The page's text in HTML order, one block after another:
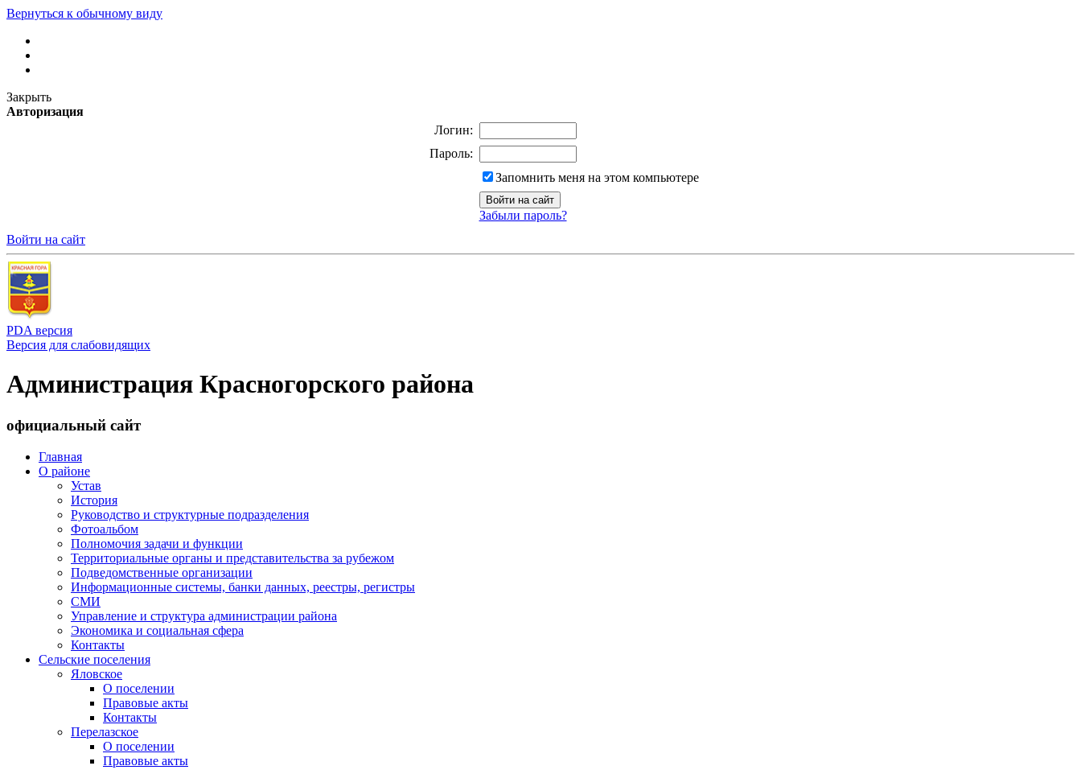
Вернуться к обычному виду
Закрыть
Авторизация
Логин:
Пароль:
Запомнить меня на этом компьютере
Забыли пароль?
Войти на сайт
PDA версия
Версия для слабовидящих
Администрация Красногорского района
официальный сайт
Главная
О районе
Устав
История
Руководство и структурные подразделения
Фотоальбом
Полномочия задачи и функции
Территориальные органы и представительства за рубежом
Подведомственные организации
Информационные системы, банки данных, реестры, регистры
СМИ
Управление и структура администрации района
Экономика и социальная сфера
Контакты
Сельские поселения
Яловское
О поселении
Правовые акты
Контакты
Перелазское
О поселении
Правовые акты